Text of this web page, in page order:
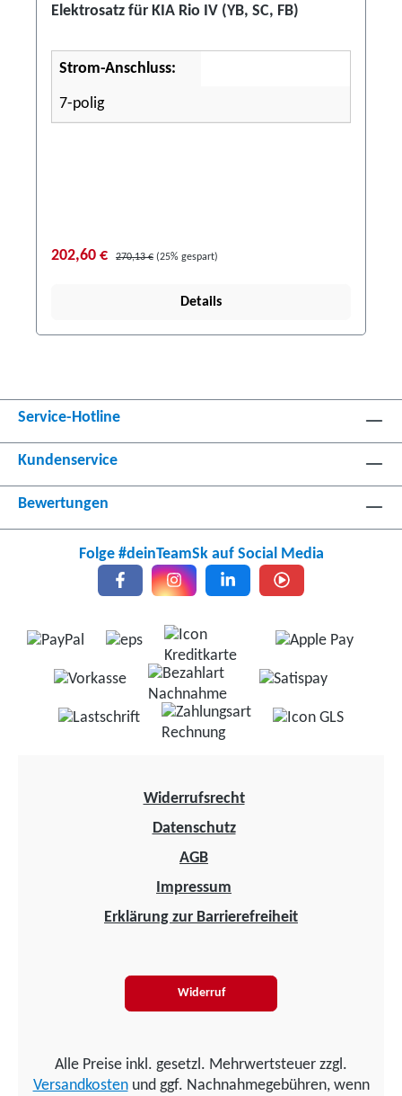
Elektrosatz für KIA Rio IV (YB, SC, FB)
Strom-Anschluss:
7-polig
202,60 € 270,13 € (25% gespart)
Details
Service-Hotline
Kundenservice
Bewertungen
Folge #deinTeamSk auf Social Media
Widerrufsrecht
Datenschutz
AGB
Impressum
Erklärung zur Barrierefreiheit
Widerruf
Alle Preise inkl. gesetzl. Mehrwertsteuer zzgl.
Versandkostenund ggf. Nachnahmegebühren, wenn